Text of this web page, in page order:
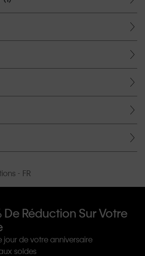
- FR
De Réduction Sur Votre
jour de votre anniversaire
soldes